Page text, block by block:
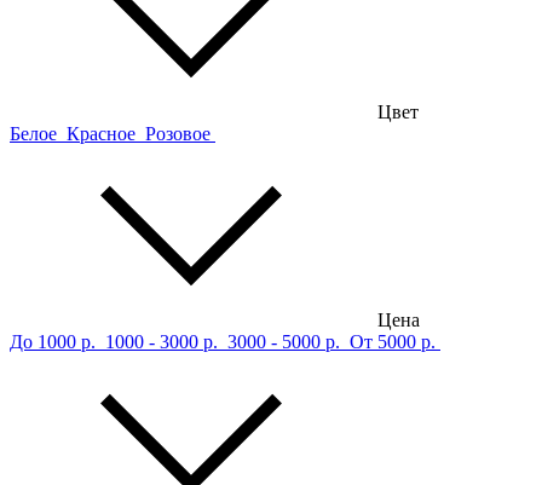
Цвет
Белое Красное Розовое
Цена
До 1000 р. 1000 - 3000 р. 3000 - 5000 р. От 5000 р.